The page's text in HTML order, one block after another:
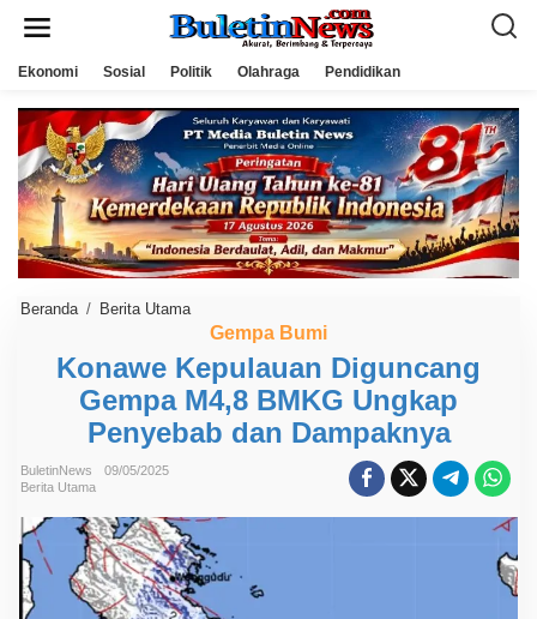
Ekonomi Sosial Politik Olahraga Pendidikan
Beranda / Berita Utama
a
w
e
K
e
u
a
n
D
i
g
Gempa Bumi
Konawe Kepulauan Diguncang
Gempa M4,8 BMKG Ungkap
Penyebab dan Dampaknya
BuletinNews
09/05/2025
Berita Utama